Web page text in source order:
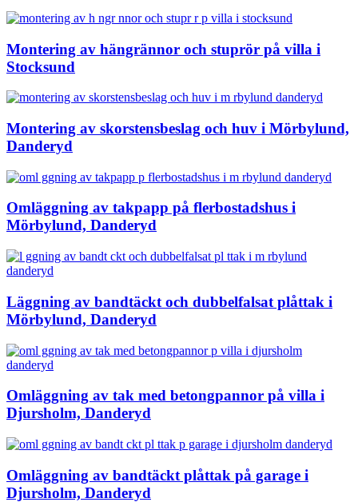
Montering av hängrännor och stuprör på villa i
Stocksund
Montering av skorstensbeslag och huv i Mörbylund,
Danderyd
Omläggning av takpapp på flerbostadshus i
Mörbylund, Danderyd
Läggning av bandtäckt och dubbelfalsat plåttak i
Mörbylund, Danderyd
Omläggning av tak med betongpannor på villa i
Djursholm, Danderyd
Omläggning av bandtäckt plåttak på garage i
Djursholm, Danderyd